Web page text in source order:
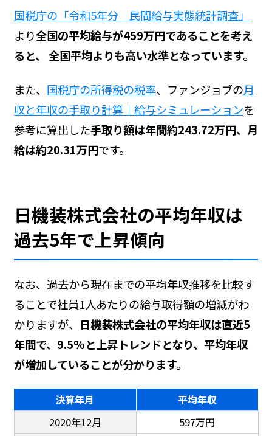
国税庁の「令和5年分 民間給与実態統計調査」
より全国の平均給与が459万円であることを考え
ると、 全国平均よりも高い水準となっています。
また、 国税庁の所得税の税率、ファンジョブの月
収と年収の手取り計算｜給与シミュレーションを
参考に算出した手取り額は年間約243.72万円、月
給は約20.31万円です。
日機装株式会社の平均年収は
過去5年で上昇傾向
なお、過去から現在までの平均年収推移を比較す
ることで社員1人あたりの給与取得額の増減がわ
かりますが、 日機装株式会社の平均年収は直近5
年間で、9.5%と上昇トレンドとなり、平均年収
が増加していることが分かります。
決算年月
平均年収
2020年12月
597万円